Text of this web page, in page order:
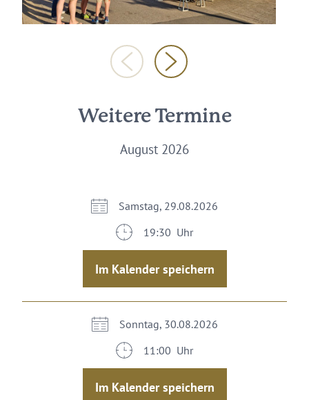
Weitere Termine
August 2026
Samstag, 29.08.2026
19:30 Uhr
Im Kalender speichern
Sonntag, 30.08.2026
11:00 Uhr
Im Kalender speichern